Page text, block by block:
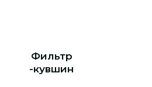
Фильтр
-кувшин